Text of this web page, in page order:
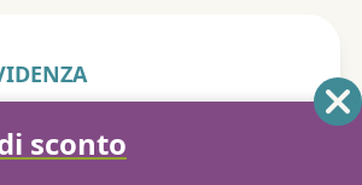
ad Agosto in Italia
sconto